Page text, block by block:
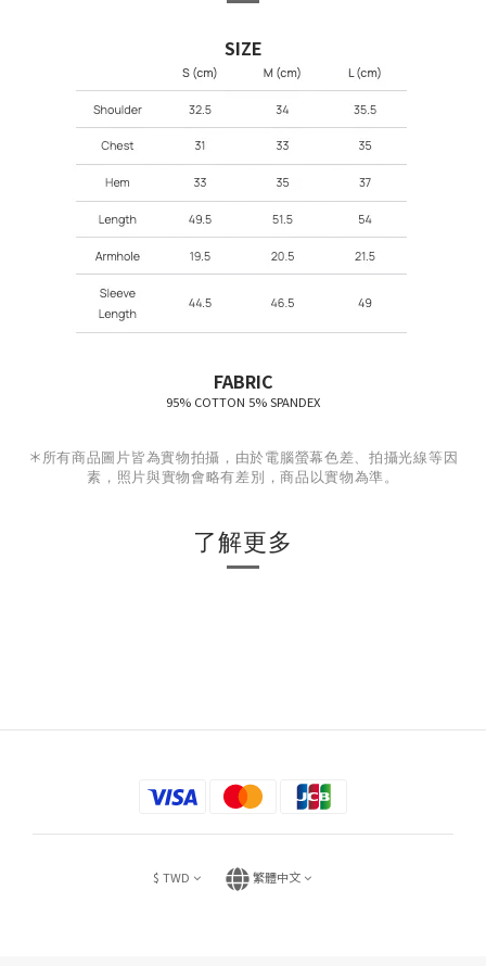
SIZE
FABRIC
95% COTTON 5% SPANDEX
＊所有商品圖片皆為實物拍攝，由於電腦螢幕色差、拍攝光線等因
素，照片與實物會略有差別，商品以實物為準。
了解更多
$ TWD 繁體中文